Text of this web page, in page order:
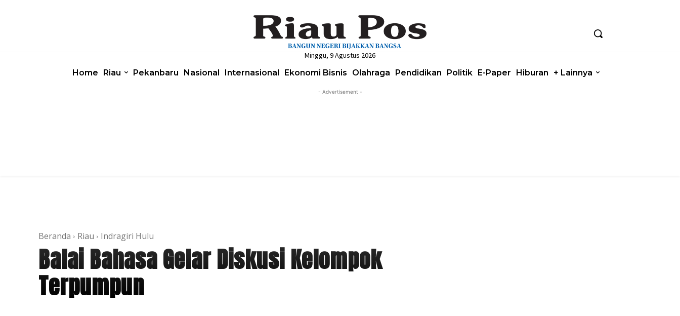
Minggu, 9 Agustus 2026
Home Riau Pekanbaru Nasional Internasional Ekonomi Bisnis Olahraga Pendidikan Politik E-Paper Hiburan + Lainnya
- Advertisement -
Beranda Riau Indragiri Hulu
Balai Bahasa Gelar Diskusi Kelompok
Terpumpun